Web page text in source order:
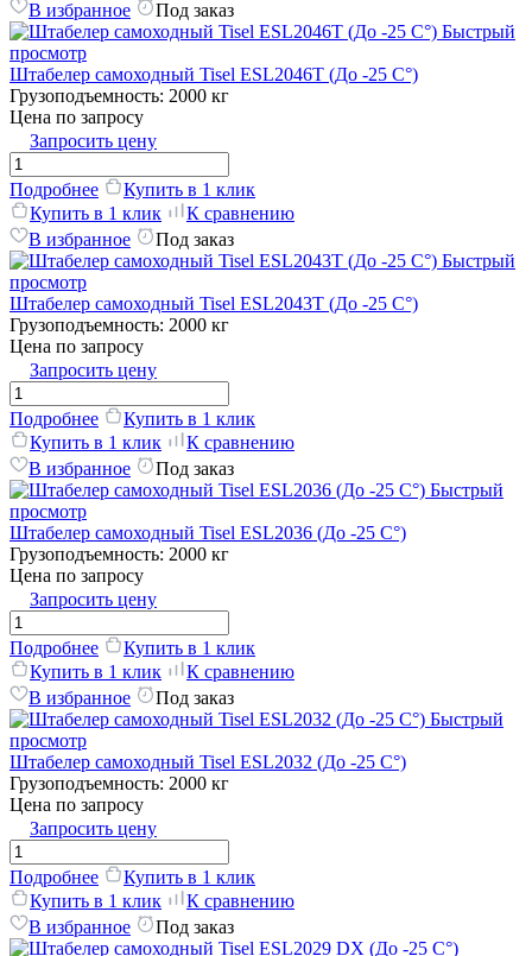
В избранное
Под заказ
Быстрый
просмотр
Штабелер самоходный Tisel ESL2046T (До -25 C°)
Грузоподъемность: 2000 кг
Цена по запросу
Запросить цену
Подробнее
Купить в 1 клик
Купить в 1 клик
К сравнению
В избранное
Под заказ
Быстрый
просмотр
Штабелер самоходный Tisel ESL2043T (До -25 C°)
Грузоподъемность: 2000 кг
Цена по запросу
Запросить цену
Подробнее
Купить в 1 клик
Купить в 1 клик
К сравнению
В избранное
Под заказ
Быстрый
просмотр
Штабелер самоходный Tisel ESL2036 (До -25 C°)
Грузоподъемность: 2000 кг
Цена по запросу
Запросить цену
Подробнее
Купить в 1 клик
Купить в 1 клик
К сравнению
В избранное
Под заказ
Быстрый
просмотр
Штабелер самоходный Tisel ESL2032 (До -25 C°)
Грузоподъемность: 2000 кг
Цена по запросу
Запросить цену
Подробнее
Купить в 1 клик
Купить в 1 клик
К сравнению
В избранное
Под заказ